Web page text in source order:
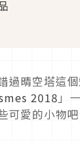
過晴空塔這
2018 」
可愛的小物吧